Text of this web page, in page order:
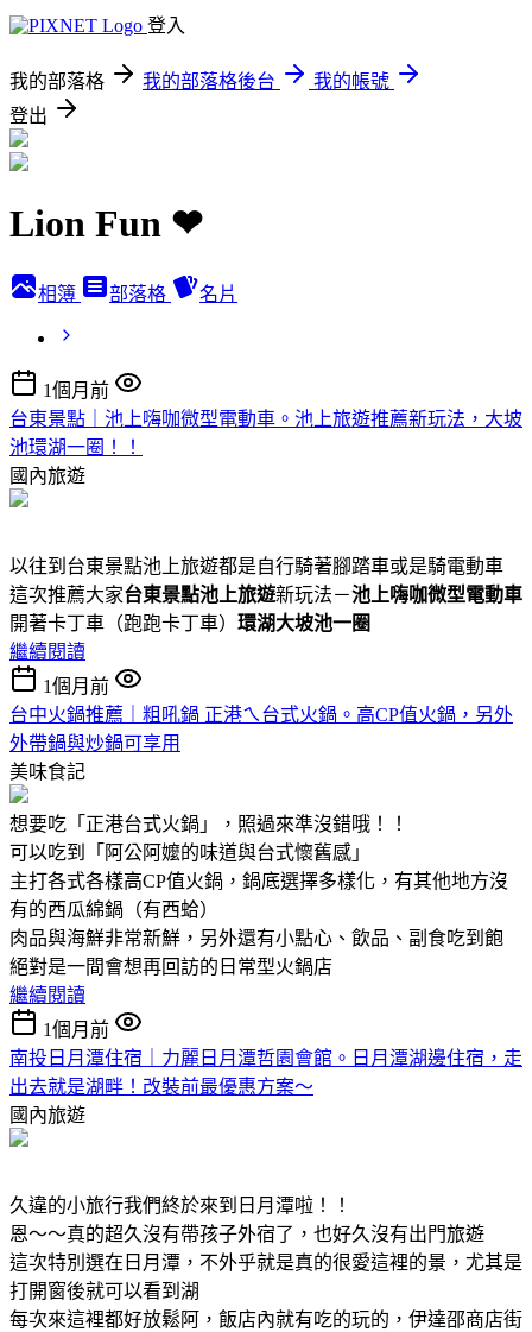
登入
我的部落格 我的部落格後台
我的帳號
登出
Lion Fun ❤
相簿 部落格 名片
1個月前
台東景點｜池上嗨咖微型電動車。池上旅遊推薦新玩法，大坡
池環湖一圈！！
國內旅遊
以往到台東景點池上旅遊都是自行騎著腳踏車或是騎電動車
這次推薦大家台東景點池上旅遊新玩法－池上嗨咖微型電動車
開著卡丁車（跑跑卡丁車） 環湖大坡池一圈
繼續閱讀
1個月前
台中火鍋推薦｜粗吼鍋 正港ㄟ台式火鍋。高CP值火鍋，另外
外帶鍋與炒鍋可享用
美味食記
想要吃「正港台式火鍋」，照過來準沒錯哦！！
可以吃到「阿公阿嬤的味道與台式懷舊感」
主打各式各樣高CP值火鍋，鍋底選擇多樣化，有其他地方沒
有的西瓜綿鍋（有西蛤）
肉品與海鮮非常新鮮，另外還有小點心、飲品、副食吃到飽
絕對是一間會想再回訪的日常型火鍋店
繼續閱讀
1個月前
南投日月潭住宿｜力麗日月潭哲園會館。日月潭湖邊住宿，走
出去就是湖畔！改裝前最優惠方案～
國內旅遊
久違的小旅行我們終於來到日月潭啦！！
恩～～真的超久沒有帶孩子外宿了，也好久沒有出門旅遊
這次特別選在日月潭，不外乎就是真的很愛這裡的景，尤其是
打開窗後就可以看到湖
每次來這裡都好放鬆阿，飯店內就有吃的玩的，伊達邵商店街